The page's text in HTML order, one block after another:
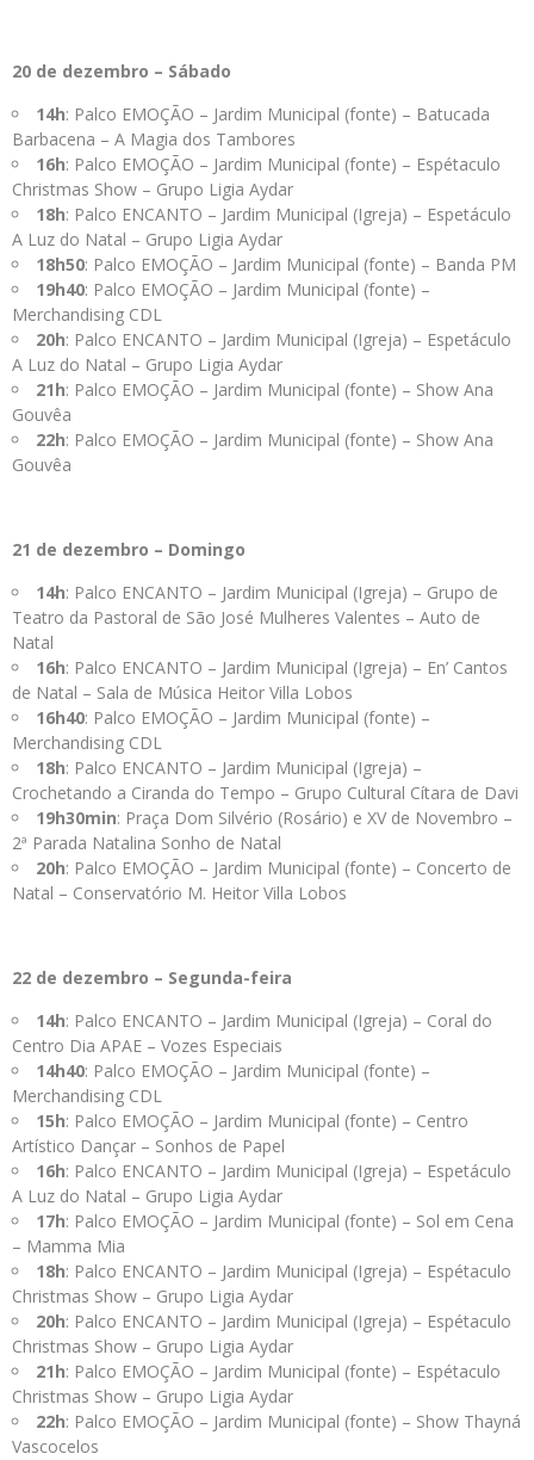
20 de dezembro – Sábado
14h: Palco EMOÇÃO – Jardim Municipal (fonte) – Batucada
Barbacena – A Magia dos Tambores
16h: Palco EMOÇÃO – Jardim Municipal (fonte) – Espétaculo
Christmas Show – Grupo Ligia Aydar
18h: Palco ENCANTO – Jardim Municipal (Igreja) – Espetáculo
A Luz do Natal – Grupo Ligia Aydar
18h50: Palco EMOÇÃO – Jardim Municipal (fonte) – Banda PM
19h40: Palco EMOÇÃO – Jardim Municipal (fonte) –
Merchandising CDL
20h: Palco ENCANTO – Jardim Municipal (Igreja) – Espetáculo
A Luz do Natal – Grupo Ligia Aydar
21h: Palco EMOÇÃO – Jardim Municipal (fonte) – Show Ana
Gouvêa
22h: Palco EMOÇÃO – Jardim Municipal (fonte) – Show Ana
Gouvêa
21 de dezembro – Domingo
14h: Palco ENCANTO – Jardim Municipal (Igreja) – Grupo de
Teatro da Pastoral de São José Mulheres Valentes – Auto de
Natal
16h: Palco ENCANTO – Jardim Municipal (Igreja) – En’ Cantos
de Natal – Sala de Música Heitor Villa Lobos
16h40: Palco EMOÇÃO – Jardim Municipal (fonte) –
Merchandising CDL
18h: Palco ENCANTO – Jardim Municipal (Igreja) –
Crochetando a Ciranda do Tempo – Grupo Cultural Cítara de Davi
19h30min: Praça Dom Silvério (Rosário) e XV de Novembro –
2ª Parada Natalina Sonho de Natal
20h: Palco EMOÇÃO – Jardim Municipal (fonte) – Concerto de
Natal – Conservatório M. Heitor Villa Lobos
22 de dezembro – Segunda-feira
14h: Palco ENCANTO – Jardim Municipal (Igreja) – Coral do
Centro Dia APAE – Vozes Especiais
14h40: Palco EMOÇÃO – Jardim Municipal (fonte) –
Merchandising CDL
15h: Palco EMOÇÃO – Jardim Municipal (fonte) – Centro
Artístico Dançar – Sonhos de Papel
16h: Palco ENCANTO – Jardim Municipal (Igreja) – Espetáculo
A Luz do Natal – Grupo Ligia Aydar
17h: Palco EMOÇÃO – Jardim Municipal (fonte) – Sol em Cena
– Mamma Mia
18h: Palco ENCANTO – Jardim Municipal (Igreja) – Espétaculo
Christmas Show – Grupo Ligia Aydar
20h: Palco ENCANTO – Jardim Municipal (Igreja) – Espétaculo
Christmas Show – Grupo Ligia Aydar
21h: Palco EMOÇÃO – Jardim Municipal (fonte) – Espétaculo
Christmas Show – Grupo Ligia Aydar
22h: Palco EMOÇÃO – Jardim Municipal (fonte) – Show Thayná
Vascocelos